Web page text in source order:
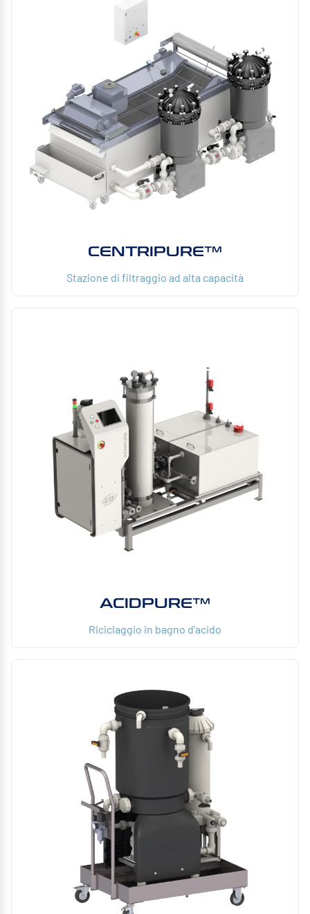
CENTRIPURE™
Stazione di filtraggio ad alta capacità
ACIDPURE™
Riciclaggio in bagno d'acido